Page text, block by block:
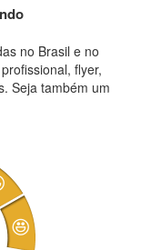
no Brasil e no
flyer,
Seja também um